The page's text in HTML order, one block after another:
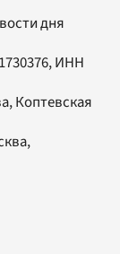
дня
ИНН
Коптевская
,